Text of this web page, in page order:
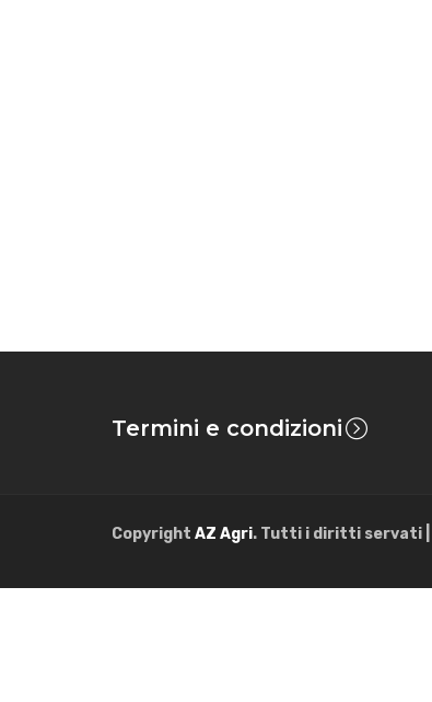
Termini e condizioni
Copyright AZ Agri. Tutti i diritti servati |